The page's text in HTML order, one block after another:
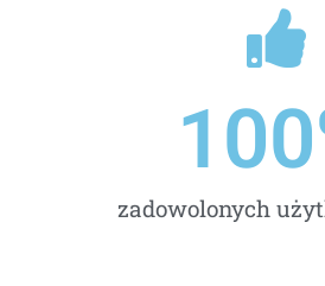
zadowolonych
100